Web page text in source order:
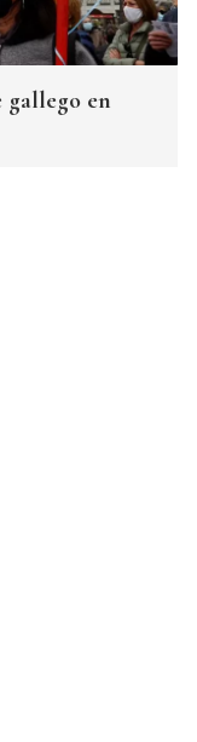
gallego en